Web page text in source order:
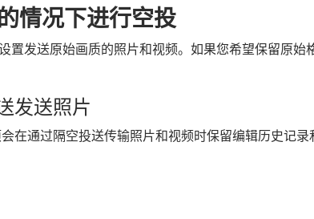
情况下进行空投
发送原始画质的照片和视频。如果您希望保留原始
发送照片
在通过隔空投送传输照片和视频时保留编辑历史记录